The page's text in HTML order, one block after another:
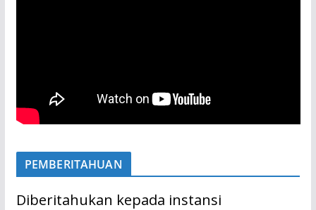
PEMBERITAHUAN
Diberitahukan kepada instansi